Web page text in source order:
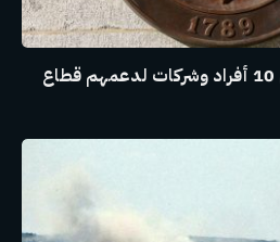
أمريكا تفرض عقوبات على 10 أفراد وشركات لدعمهم قطاع